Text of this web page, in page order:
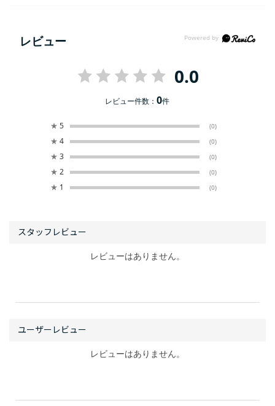
レビュー
0.0
レビュー件数：0件
★ 5 (0)
★ 4 (0)
★ 3 (0)
★ 2 (0)
★ 1 (0)
レビューはありません。
レビューはありません。